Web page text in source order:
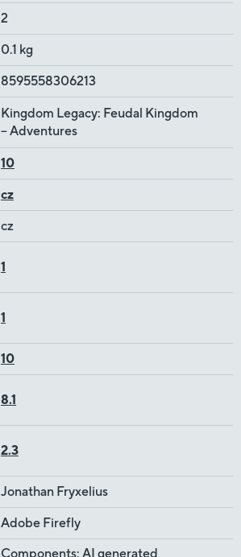
2
0.1 kg
8595558306213
Kingdom Legacy: Feudal Kingdom
– Adventures
10
cz
cz
1
1
10
8.1
2.3
Jonathan Fryxelius
Adobe Firefly
Components: AI generated